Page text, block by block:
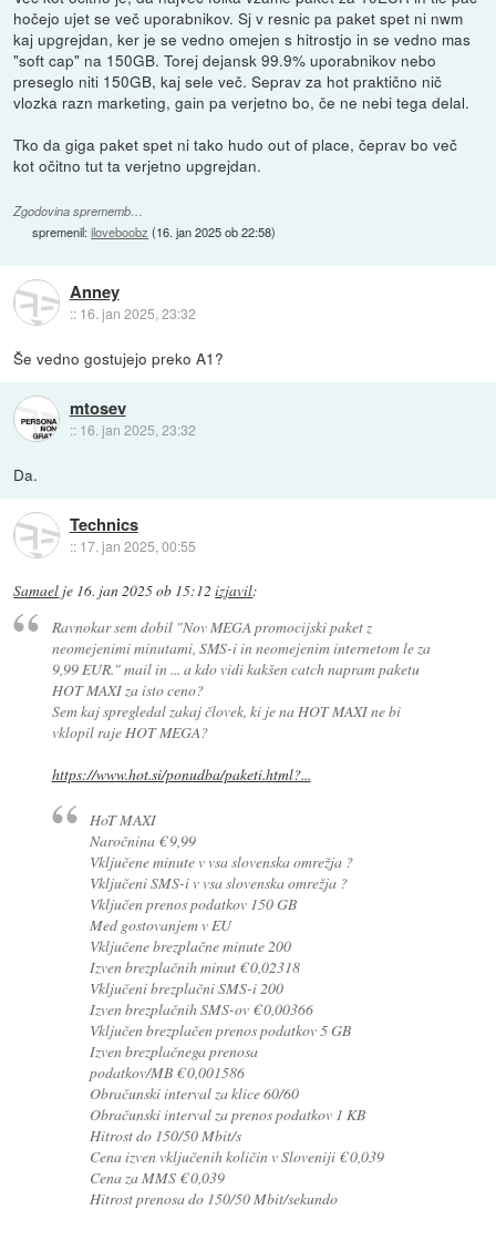
hočejo ujet se več uporabnikov. Sj v resnic pa paket spet ni nwm
kaj upgrejdan, ker je se vedno omejen s hitrostjo in se vedno mas
"soft cap" na 150GB. Torej dejansk 99.9% uporabnikov nebo
preseglo niti 150GB, kaj sele več. Seprav za hot praktično nič
vlozka razn marketing, gain pa verjetno bo, če ne nebi tega delal.
Tko da giga paket spet ni tako hudo out of place, čeprav bo več
kot očitno tut ta verjetno upgrejdan.
Zgodovina sprememb…
spremenil:iloveboobz (16. jan 2025 ob 22:58)
Anney
:: 16. jan 2025, 23:32
Še vedno gostujejo preko A1?
mtosev
:: 16. jan 2025, 23:32
Da.
Technics
:: 17. jan 2025, 00:55
Samael je 16. jan 2025 ob 15:12 izjavil:
Ravnokar sem dobil "Nov MEGA promocijski paket z
neomejenimi minutami, SMS-i in neomejenim internetom le za
9,99 EUR." mail in ... a kdo vidi kakšen catch napram paketu
HOT MAXI za isto ceno?
Sem kaj spregledal zakaj človek, ki je na HOT MAXI ne bi
vklopil raje HOT MEGA?
https://www.hot.si/ponudba/paketi.html?...
HoT MAXI
Naročnina € 9,99
Vključene minute v vsa slovenska omrežja ?
Vključeni SMS-i v vsa slovenska omrežja ?
Vključen prenos podatkov 150 GB
Med gostovanjem v EU
Vključene brezplačne minute 200
Izven brezplačnih minut € 0,02318
Vključeni brezplačni SMS-i 200
Izven brezplačnih SMS-ov € 0,00366
Vključen brezplačen prenos podatkov 5 GB
Izven brezplačnega prenosa
podatkov/MB € 0,001586
Obračunski interval za klice 60/60
Obračunski interval za prenos podatkov 1 KB
Hitrost do 150/50 Mbit/s
Cena izven vključenih količin v Sloveniji € 0,039
Cena za MMS € 0,039
Hitrost prenosa do 150/50 Mbit/sekundo